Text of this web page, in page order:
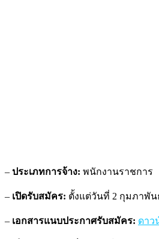
– ประเภทการจ้าง: พนักงานราชการ
– เปิดรับสมัคร: ตั้งแต่วันที่ 2 กุมภาพัน
– เอกสารแนบประกาศรับสมัคร: ดาว